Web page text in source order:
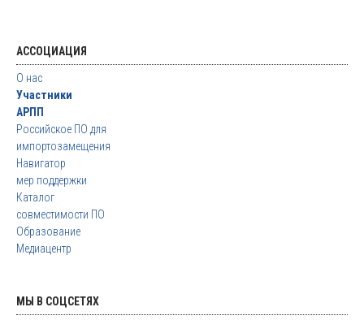
АССОЦИАЦИЯ
О нас
Участники
АРПП
Российское ПО для
импортозамещения
Навигатор
мер поддержки
Каталог
совместимости ПО
Образование
Медиацентр
МЫ В СОЦСЕТЯХ